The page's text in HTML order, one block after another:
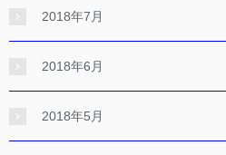
2018年7月
2018年6月
2018年5月